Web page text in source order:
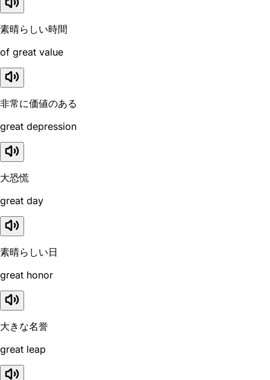
素晴らしい時間
of great value
非常に価値のある
great depression
大恐慌
great day
素晴らしい日
great honor
大きな名誉
great leap